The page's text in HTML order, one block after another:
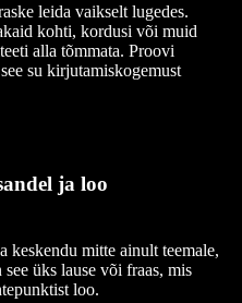
leida vaikselt lugedes.
kohti, kordusi või muid
alla tõmmata. Proovi
su kirjutamiskogemust
ja loo
keskendu mitte ainult teemale,
üks lause või fraas, mis
loo.